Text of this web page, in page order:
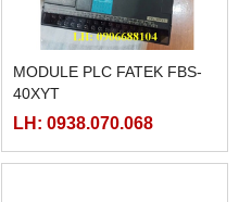
MODULE PLC FATEK FBS-
40XYT
LH: 0938.070.068